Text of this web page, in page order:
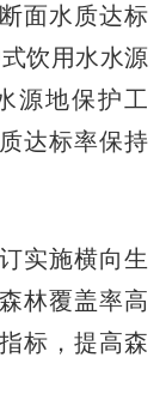
面水质达标
饮用水水源
源地保护工
达标率保持
实施横向生
林覆盖率高
标，提高森